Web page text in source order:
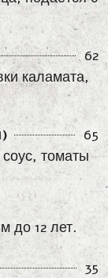
62
каламата,
65
томаты
до 12 лет.
35